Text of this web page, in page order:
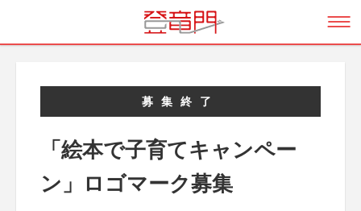
募集終了
「絵本で子育てキャンペー
ン」ロゴマーク募集